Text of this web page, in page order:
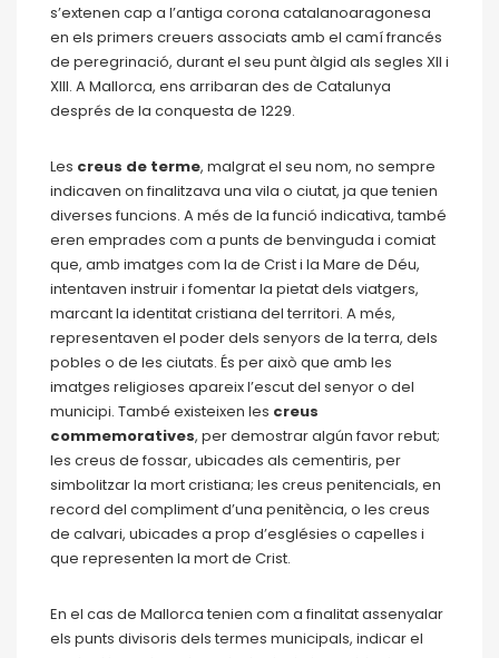
s’extenen cap a l’antiga corona catalanoaragonesa
en els primers creuers associats amb el camí francés
de peregrinació, durant el seu punt àlgid als segles XII i
XIII. A Mallorca, ens arribaran des de Catalunya
després de la conquesta de 1229.
Les creus de terme, malgrat el seu nom, no sempre
indicaven on finalitzava una vila o ciutat, ja que tenien
diverses funcions. A més de la funció indicativa, també
eren emprades com a punts de benvinguda i comiat
que, amb imatges com la de Crist i la Mare de Déu,
intentaven instruir i fomentar la pietat dels viatgers,
marcant la identitat cristiana del territori. A més,
representaven el poder dels senyors de la terra, dels
pobles o de les ciutats. És per això que amb les
imatges religioses apareix l’escut del senyor o del
municipi. També existeixen les creus
commemoratives, per demostrar algún favor rebut;
les creus de fossar, ubicades als cementiris, per
simbolitzar la mort cristiana; les creus penitencials, en
record del compliment d’una penitència, o les creus
de calvari, ubicades a prop d’esglésies o capelles i
que representen la mort de Crist.
En el cas de Mallorca tenien com a finalitat assenyalar
els punts divisoris dels termes municipals, indicar el